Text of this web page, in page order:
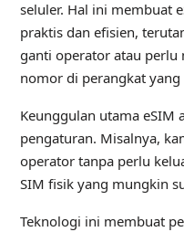
seluler. Hal ini membuat
praktis dan efisien,
ganti operator atau perlu
nomor di perangkat yang
Keunggulan utama eSIM
pengaturan. Misalnya,
operator tanpa perlu
SIM fisik yang mungkin
Teknologi ini membuat